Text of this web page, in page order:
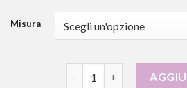
Misura
piumino 100 grammi